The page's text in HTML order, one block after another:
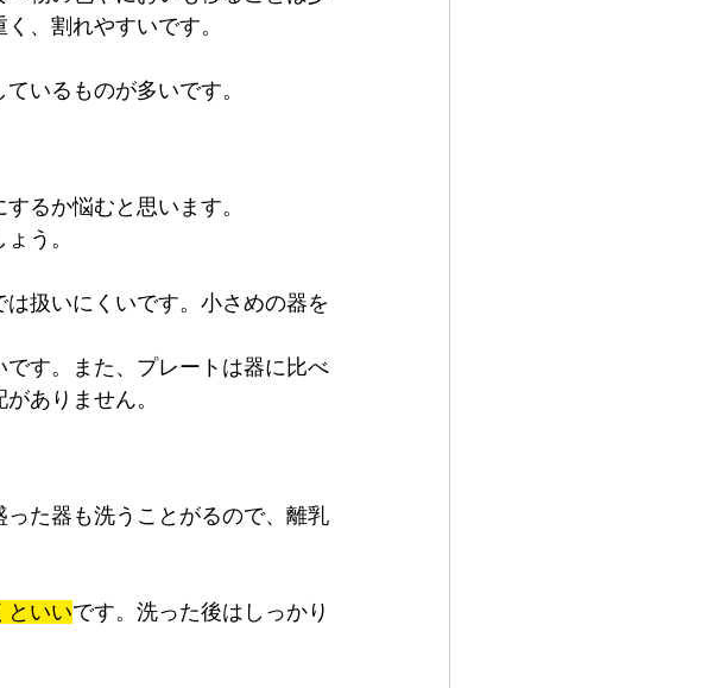
、割れやすいです。
いるものが多いです。
るか悩むと思います。
う。
扱いにくいです。小さめの器を
です。また、プレートは器に比べ
ありません。
た器も洗うことがるので、離乳
といいです。洗った後はしっかり